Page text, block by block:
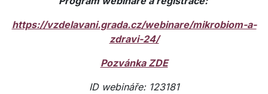
https://vzdelavani.grada.cz/webinare/mikrobiom-a-
zdravi-24/
Pozvánka ZDE
ID webináře: 123181